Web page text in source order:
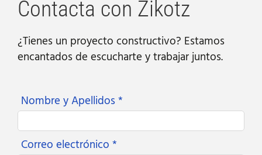
Contacta con Zikotz
¿Tienes un proyecto constructivo? Estamos
encantados de escucharte y trabajar juntos.
Nombre y Apellidos *
Correo electrónico *